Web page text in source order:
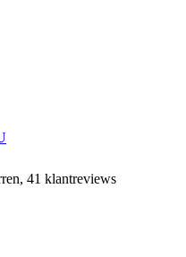
41 klantreviews